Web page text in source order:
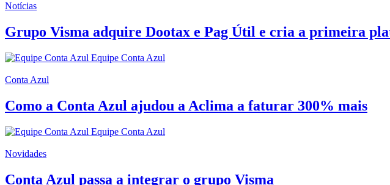
Notícias
Grupo Visma adquire Dootax e Pag Útil e cria a primeira
Equipe Conta Azul
Conta Azul
Como a Conta Azul ajudou a Aclima a faturar 300% mais
Equipe Conta Azul
Novidades
Conta Azul passa a integrar o grupo Visma